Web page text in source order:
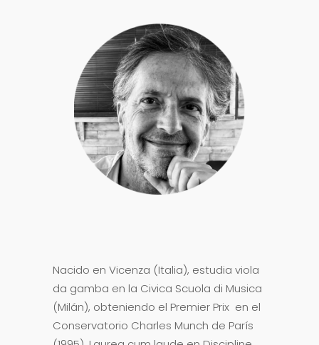
Nacido en Vicenza (Italia), estudia viola
da gamba en la Civica Scuola di Musica
(Milán), obteniendo el Premier Prix en el
Conservatorio Charles Munch de París